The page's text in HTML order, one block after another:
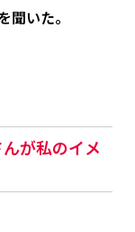
いた。
が私のイメ